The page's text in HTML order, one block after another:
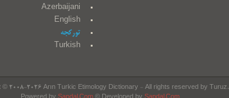
Azerbaijani
English
تورکجه
Turkish
© 2008-2026 Arın Turkic Etimology Dictionary - All rights reserved by Turuz.